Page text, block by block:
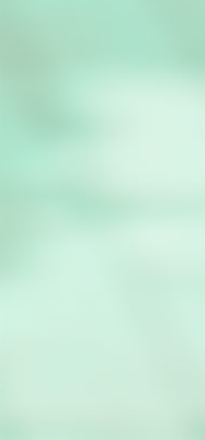
contém níquel devido